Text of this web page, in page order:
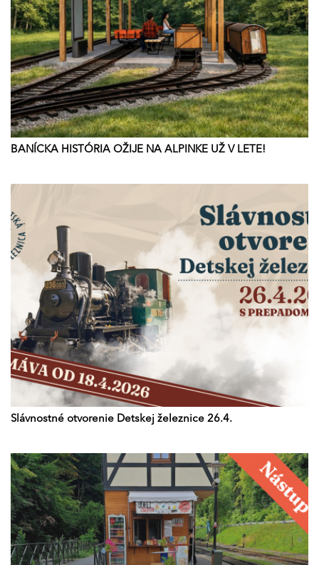
BANÍCKA HISTÓRIA OŽIJE NA ALPINKE UŽ V LETE!
Slávnostné otvorenie Detskej železnice 26.4.